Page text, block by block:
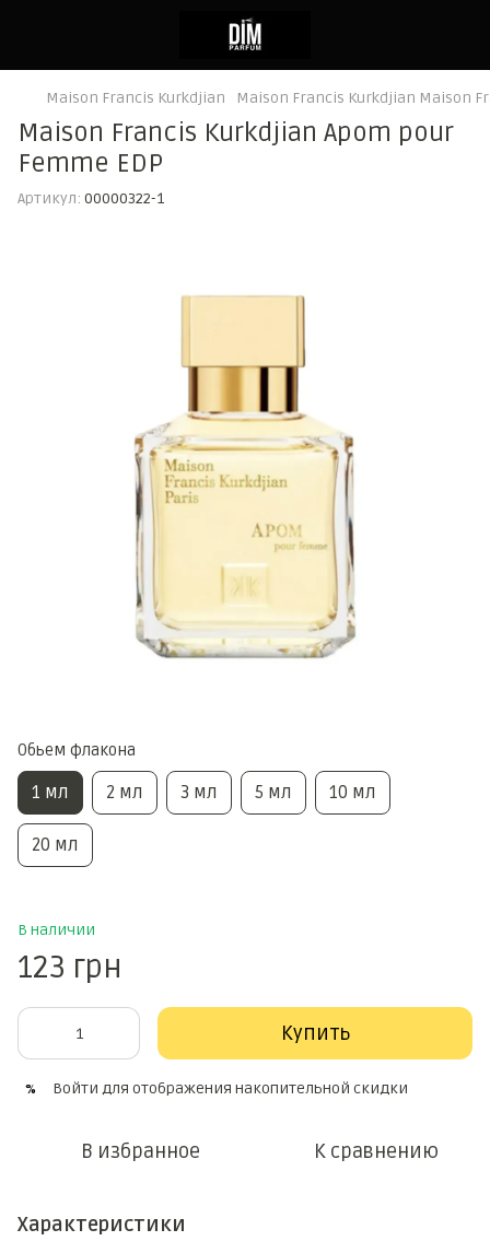
Maison Francis Kurkdjian Maison Francis Kurkdjian Maison
Maison Francis Kurkdjian Apom pour
Femme EDP
Артикул: 00000322-1
Обьем флакона
1 мл 2 мл 3 мл 5 мл 10 мл
20 мл
В наличии
123 грн
Купить
% Войти для отображения накопительной скидки
В избранное К сравнению
Характеристики